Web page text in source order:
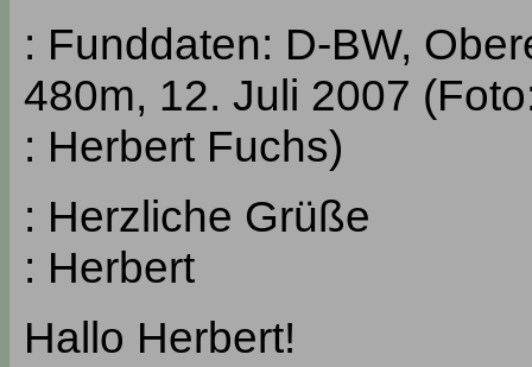
: Funddaten: D-BW,
480m, 12. Juli 2007
: Herbert Fuchs)
: Herzliche Grüße
: Herbert
Hallo Herbert!